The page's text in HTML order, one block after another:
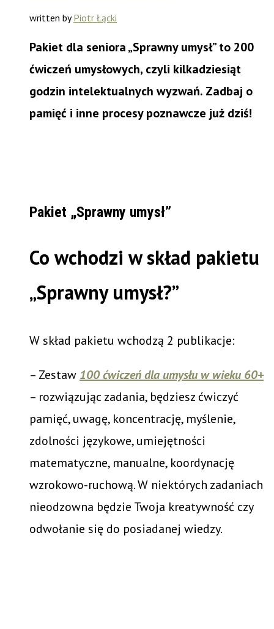
written byPiotr Łącki
Pakiet dla seniora „Sprawny umysł” to 200
ćwiczeń umysłowych, czyli kilkadziesiąt
godzin intelektualnych wyzwań. Zadbaj o
pamięć i inne procesy poznawcze już dziś!
Pakiet „Sprawny umysł”
Co wchodzi w skład pakietu
„Sprawny umysł?”
W skład pakietu wchodzą 2 publikacje:
– Zestaw 100 ćwiczeń dla umysłu w wieku 60+
– rozwiązując zadania, będziesz ćwiczyć
pamięć, uwagę, koncentrację, myślenie,
zdolności językowe, umiejętności
matematyczne, manualne, koordynację
wzrokowo-ruchową. W niektórych zadaniach
nieodzowna będzie Twoja kreatywność czy
odwołanie się do posiadanej wiedzy.